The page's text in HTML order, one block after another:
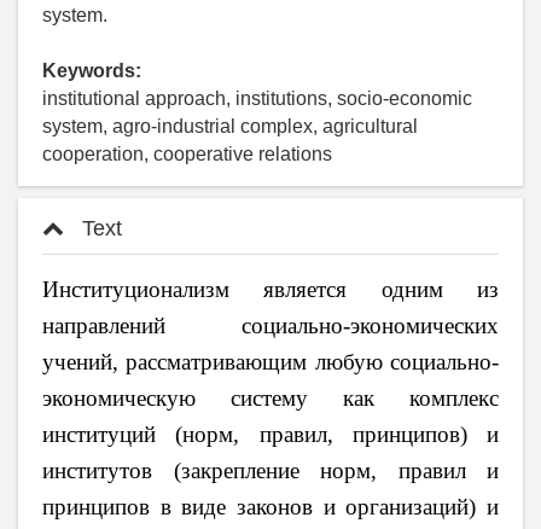
system.
Keywords:
institutional approach, institutions, socio-economic
system, agro-industrial complex, agricultural
cooperation, cooperative relations
Text
Институционализм является одним из
направлений социально-экономических
учений, рассматривающим любую социально-
экономическую систему как комплекс
институций (норм, правил, принципов) и
институтов (закрепление норм, правил и
принципов в виде законов и организаций) и